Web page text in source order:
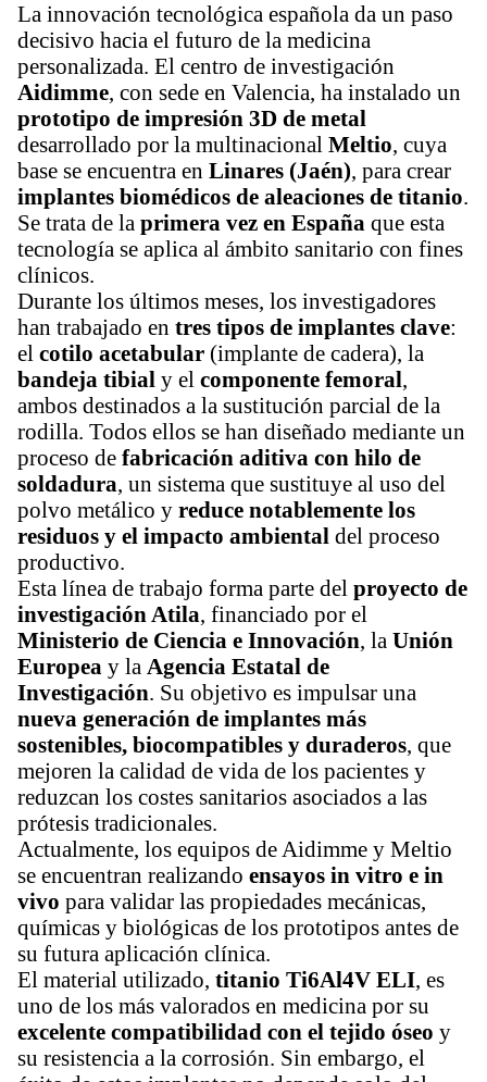
La innovación tecnológica española da un paso
decisivo hacia el futuro de la medicina
personalizada. El centro de investigación
Aidimme, con sede en Valencia, ha instalado un
prototipo de impresión 3D de metal
desarrollado por la multinacional Meltio, cuya
base se encuentra en Linares (Jaén), para crear
implantes biomédicos de aleaciones de titanio.
Se trata de la primera vez en España que esta
tecnología se aplica al ámbito sanitario con fines
clínicos.
Durante los últimos meses, los investigadores
han trabajado en tres tipos de implantes clave:
el cotilo acetabular (implante de cadera), la
bandeja tibial y el componente femoral,
ambos destinados a la sustitución parcial de la
rodilla. Todos ellos se han diseñado mediante un
proceso de fabricación aditiva con hilo de
soldadura, un sistema que sustituye al uso del
polvo metálico y reduce notablemente los
residuos y el impacto ambiental del proceso
productivo.
Esta línea de trabajo forma parte del proyecto de
investigación Atila, financiado por el
Ministerio de Ciencia e Innovación, la Unión
Europea y la Agencia Estatal de
Investigación. Su objetivo es impulsar una
nueva generación de implantes más
sostenibles, biocompatibles y duraderos, que
mejoren la calidad de vida de los pacientes y
reduzcan los costes sanitarios asociados a las
prótesis tradicionales.
Actualmente, los equipos de Aidimme y Meltio
se encuentran realizando ensayos in vitro e in
vivo para validar las propiedades mecánicas,
químicas y biológicas de los prototipos antes de
su futura aplicación clínica.
El material utilizado, titanio Ti6Al4V ELI, es
uno de los más valorados en medicina por su
excelente compatibilidad con el tejido óseo y
su resistencia a la corrosión. Sin embargo, el